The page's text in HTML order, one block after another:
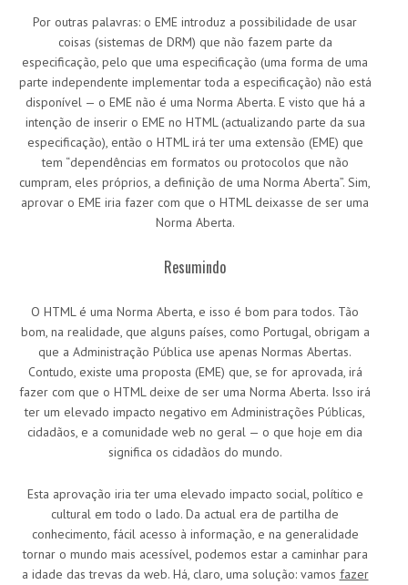
Por outras palavras: o EME introduz a possibilidade de usar
coisas (sistemas de DRM) que não fazem parte da
especificação, pelo que uma especificação (uma forma de uma
parte independente implementar toda a especificação) não está
disponível — o EME não é uma Norma Aberta. E visto que há a
intenção de inserir o EME no HTML (actualizando parte da sua
especificação), então o HTML irá ter uma extensão (EME) que
tem “dependências em formatos ou protocolos que não
cumpram, eles próprios, a definição de uma Norma Aberta”. Sim,
aprovar o EME iria fazer com que o HTML deixasse de ser uma
Norma Aberta.
Resumindo
O HTML é uma Norma Aberta, e isso é bom para todos. Tão
bom, na realidade, que alguns países, como Portugal, obrigam a
que a Administração Pública use apenas Normas Abertas.
Contudo, existe uma proposta (EME) que, se for aprovada, irá
fazer com que o HTML deixe de ser uma Norma Aberta. Isso irá
ter um elevado impacto negativo em Administrações Públicas,
cidadãos, e a comunidade web no geral — o que hoje em dia
significa os cidadãos do mundo.
Esta aprovação iria ter uma elevado impacto social, político e
cultural em todo o lado. Da actual era de partilha de
conhecimento, fácil acesso à informação, e na generalidade
tornar o mundo mais acessível, podemos estar a caminhar para
a idade das trevas da web. Há, claro, uma solução: vamos fazer